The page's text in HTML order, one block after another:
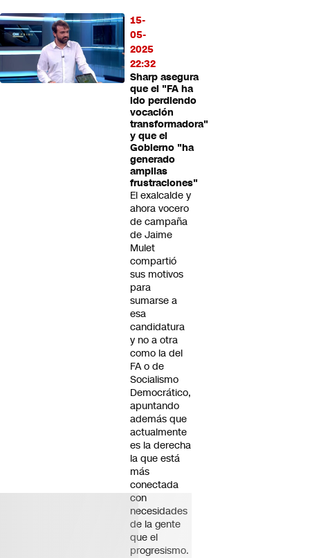
15-
05-
2025
22:32
Sharp asegura
que el "FA ha
ido perdiendo
vocación
transformadora"
y que el
Gobierno "ha
generado
amplias
frustraciones"
El exalcalde y
ahora vocero
de campaña
de Jaime
Mulet
compartió
sus motivos
para
sumarse a
esa
candidatura
y no a otra
como la del
FA o de
Socialismo
Democrático,
apuntando
además que
actualmente
es la derecha
la que está
más
conectada
con
necesidades
de la gente
que el
progresismo.